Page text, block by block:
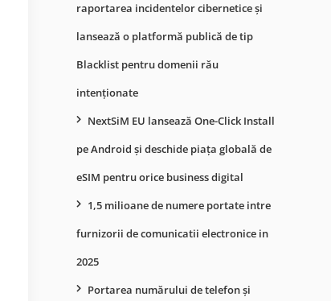
raportarea incidentelor cibernetice și
lansează o platformă publică de tip
Blacklist pentru domenii rău
intenționate
NextSiM EU lansează One-Click Install
pe Android și deschide piața globală de
eSIM pentru orice business digital
1,5 milioane de numere portate intre
furnizorii de comunicatii electronice in
2025
Portarea numărului de telefon și